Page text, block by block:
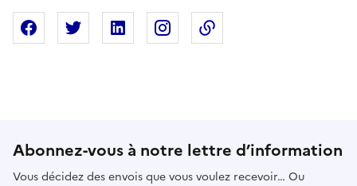
Partager sur Facebook
Partager sur XPartager sur Linkedin
Partager sur Instagram
Abonnez-vous à notre lettre d’information
Vous décidez des envois que vous voulez recevoir… Ou